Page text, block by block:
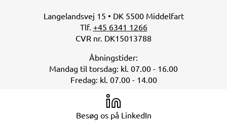
Langelandsvej 15 • DK 5500 Middelfart
Tlf. +45 6341 1266
CVR nr. DK15013788
Åbningstider:
Mandag til torsdag: kl. 07.00 - 16.00
Fredag: kl. 07.00 - 14.00
Besøg os på LinkedIn